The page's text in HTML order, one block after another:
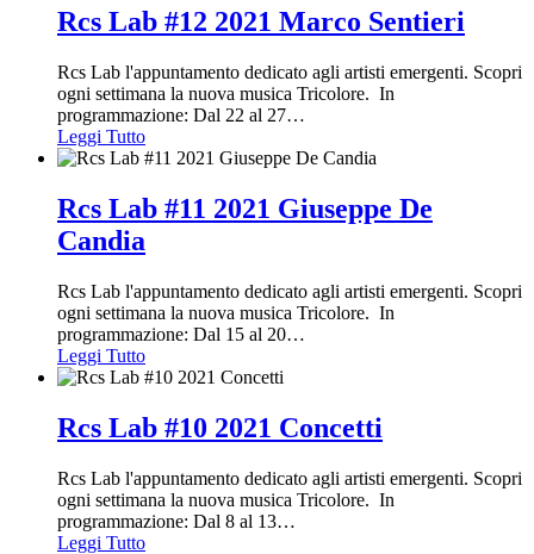
Rcs Lab #12 2021 Marco Sentieri
Rcs Lab l'appuntamento dedicato agli artisti emergenti. Scopri
ogni settimana la nuova musica Tricolore. In
programmazione: Dal 22 al 27…
Leggi Tutto
Rcs Lab #11 2021 Giuseppe De
Candia
Rcs Lab l'appuntamento dedicato agli artisti emergenti. Scopri
ogni settimana la nuova musica Tricolore. In
programmazione: Dal 15 al 20…
Leggi Tutto
Rcs Lab #10 2021 Concetti
Rcs Lab l'appuntamento dedicato agli artisti emergenti. Scopri
ogni settimana la nuova musica Tricolore. In
programmazione: Dal 8 al 13…
Leggi Tutto